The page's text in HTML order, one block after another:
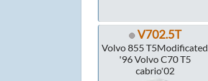
V702.5T
Volvo 855 T5Modificated
'96 Volvo C70 T5
cabrio'02